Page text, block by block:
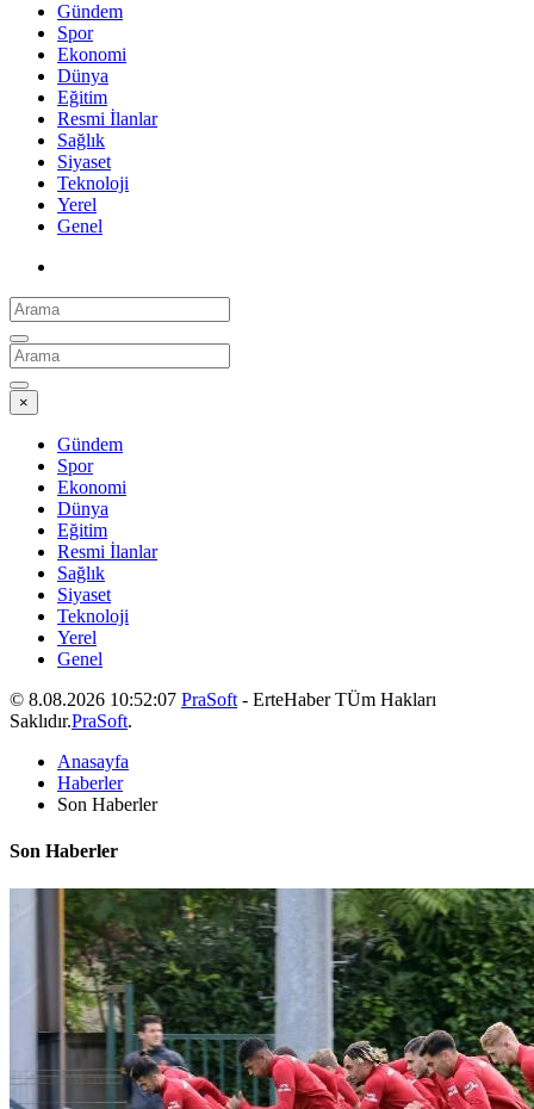
Gündem
Spor
Ekonomi
Dünya
Eğitim
Resmi İlanlar
Sağlık
Siyaset
Teknoloji
Yerel
Genel
×
Gündem
Spor
Ekonomi
Dünya
Eğitim
Resmi İlanlar
Sağlık
Siyaset
Teknoloji
Yerel
Genel
© 8.08.2026 10:52:07 PraSoft - ErteHaber TÜm Hakları
Saklıdır.PraSoft.
Anasayfa
Haberler
Son Haberler
Son Haberler